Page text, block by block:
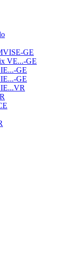
GE
VE...-GE
GE
GE